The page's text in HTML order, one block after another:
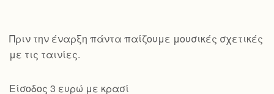
Πριν την έναρξη πάντα παίζουμε μουσικές σχετικές
με τις ταινίες.
Είσοδος 3 ευρώ με κρασί